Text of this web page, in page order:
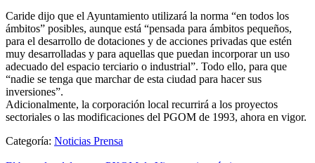
Caride dijo que el Ayuntamiento utilizará la norma “en todos los
ámbitos” posibles, aunque está “pensada para ámbitos pequeños,
para el desarrollo de dotaciones y de acciones privadas que estén
muy desarrolladas y para aquellas que puedan incorporar un uso
adecuado del espacio terciario o industrial”. Todo ello, para que
“nadie se tenga que marchar de esta ciudad para hacer sus
inversiones”.
Adicionalmente, la corporación local recurrirá a los proyectos
sectoriales o las modificaciones del PGOM de 1993, ahora en vigor.
Categoría: Noticias Prensa